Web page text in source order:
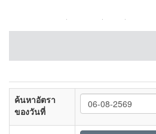
ค้นหาอัตรา
ของวันที่